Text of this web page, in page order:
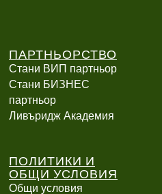
ПАРТНЬОРСТВО
Стани ВИП партньор
Стани БИЗНЕС
партньор
Ливъридж Академия
ПОЛИТИКИ И
ОБЩИ УСЛОВИЯ
Общи условия